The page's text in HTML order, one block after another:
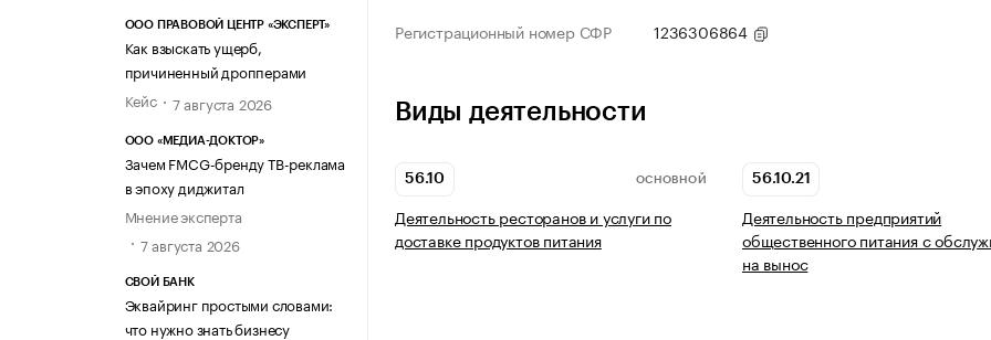
ООО ПРАВОВОЙ ЦЕНТР «ЭКСПЕРТ»
Как взыскать ущерб,
причиненный дропперами
Кейс
7 августа 2026
ООО «МЕДИА-ДОКТОР»
Зачем FMCG-бренду ТВ-реклама
в эпоху диджитал
Мнение эксперта
7 августа 2026
СВОЙ БАНК
Эквайринг простыми словами:
что нужно знать бизнесу
Регистрационный номер СФР 1236306864
Виды деятельности
56.10 ОСНОВНОЙ
Деятельность ресторанов и услуги по
доставке продуктов питания
56.10.21
Деятельность предприятий
общественного питания с
на вынос